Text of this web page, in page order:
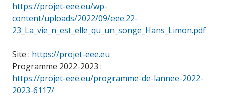
https://projet-eee.eu/wp-
content/uploads/2022/09/eee.22-
23_La_vie_n_est_elle_qu_un_songe_Hans_Limon.pdf
Site : https://projet-eee.eu
Programme 2022-2023 :
https://projet-eee.eu/programme-de-lannee-2022-
2023-6117/